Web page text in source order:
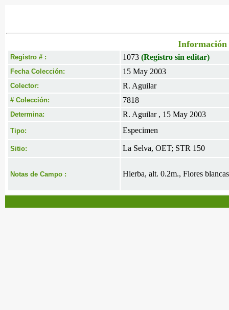
Información
Registro # : 1073 (Registro sin editar)
Fecha Colección: 15 May 2003
Colector: R. Aguilar
# Colección: 7818
Determina: R. Aguilar , 15 May 2003
Tipo: Especimen
Sitio: La Selva, OET; STR 150
Notas de Campo : Hierba, alt. 0.2m., Flores blancas